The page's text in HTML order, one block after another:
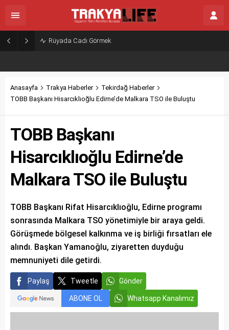
Rüyada Cadı Görmek
Anasayfa Trakya Haberler
Tekirdağ Haberler
TOBB Başkanı Hisarcıklıoğlu Edirne’de Malkara TSO ile Buluştu
TOBB Başkanı
Hisarcıklıoğlu Edirne’de
Malkara TSO ile Buluştu
TOBB Başkanı Rifat Hisarcıklıoğlu, Edirne programı
sonrasında Malkara TSO yönetimiyle bir araya geldi.
Görüşmede bölgesel kalkınma ve iş birliği fırsatları ele
alındı. Başkan Yamanoğlu, ziyaretten duyduğu
memnuniyeti dile getirdi.
Paylaş Tweetle Gönder
ABONE OL Whatsapp Kanalımız